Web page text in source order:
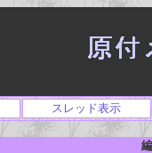
スレッド表示